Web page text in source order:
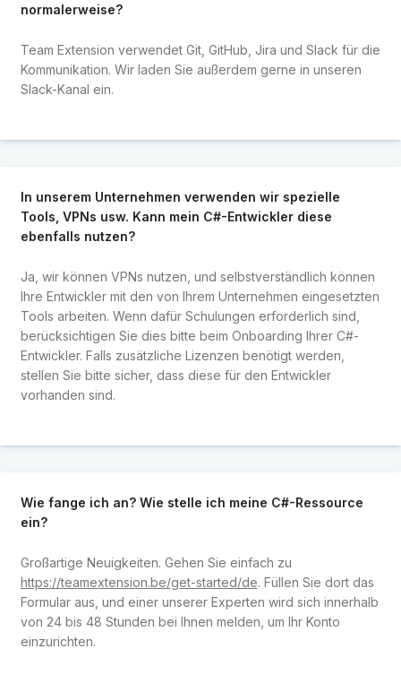
normalerweise?
Team Extension verwendet Git, GitHub, Jira und Slack für die
Kommunikation. Wir laden Sie außerdem gerne in unseren
Slack-Kanal ein.
In unserem Unternehmen verwenden wir spezielle
Tools, VPNs usw. Kann mein C#-Entwickler diese
ebenfalls nutzen?
Ja, wir können VPNs nutzen, und selbstverständlich können
Ihre Entwickler mit den von Ihrem Unternehmen eingesetzten
Tools arbeiten. Wenn dafür Schulungen erforderlich sind,
berücksichtigen Sie dies bitte beim Onboarding Ihrer C#-
Entwickler. Falls zusätzliche Lizenzen benötigt werden,
stellen Sie bitte sicher, dass diese für den Entwickler
vorhanden sind.
Wie fange ich an? Wie stelle ich meine C#-Ressource
ein?
Großartige Neuigkeiten. Gehen Sie einfach zu
https://teamextension.be/get-started/de. Füllen Sie dort das
Formular aus, und einer unserer Experten wird sich innerhalb
von 24 bis 48 Stunden bei Ihnen melden, um Ihr Konto
einzurichten.